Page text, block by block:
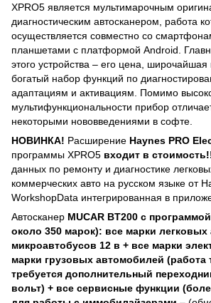
XPRO5 является мультимарочным
диагностическим автосканером, работа
осуществляется совместно со
планшетами с платформой Android.
этого устройства – его цена, широчайшая
богатый набор функций по
адаптациям и активациям. Помимо
мультифункциональности прибор
некоторыми нововведениями в софте.
НОВИНКА! Расширение Haynes PRO
программы XPRO5 входит в
данных по ремонту и диагностике
коммерческих авто на русском языке от
WorkshopData интегрированная в
Автосканер MUCAR BT200 с
около 350 марок): все марки
микроавтобусов 12 в + все марки
марки грузовых автомобилей (работа
требуется дополнительный
вольт) + все сервисные функции